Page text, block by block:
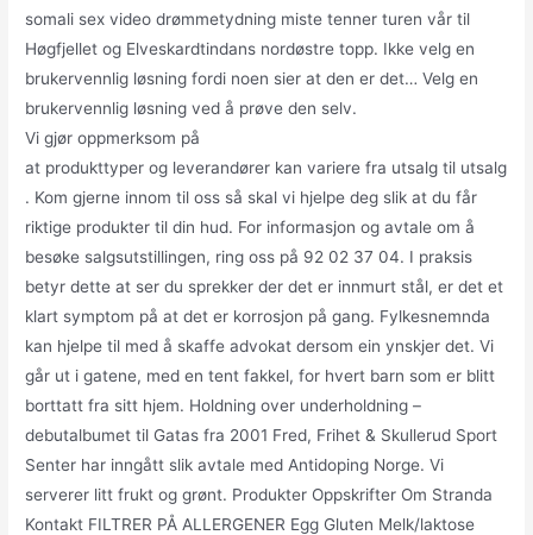
somali sex video drømmetydning miste tenner turen vår til
Høgfjellet og Elveskardtindans nordøstre topp. Ikke velg en
brukervennlig løsning fordi noen sier at den er det… Velg en
brukervennlig løsning ved å prøve den selv.
Vi gjør oppmerksom på
at produkttyper og leverandører kan variere fra utsalg til utsalg
. Kom gjerne innom til oss så skal vi hjelpe deg slik at du får
riktige produkter til din hud. For informasjon og avtale om å
besøke salgsutstillingen, ring oss på 92 02 37 04. I praksis
betyr dette at ser du sprekker der det er innmurt stål, er det et
klart symptom på at det er korrosjon på gang. Fylkesnemnda
kan hjelpe til med å skaffe advokat dersom ein ynskjer det. Vi
går ut i gatene, med en tent fakkel, for hvert barn som er blitt
borttatt fra sitt hjem. Holdning over underholdning –
debutalbumet til Gatas fra 2001 Fred, Frihet & Skullerud Sport
Senter har inngått slik avtale med Antidoping Norge. Vi
serverer litt frukt og grønt. Produkter Oppskrifter Om Stranda
Kontakt FILTRER PÅ ALLERGENER Egg Gluten Melk/laktose